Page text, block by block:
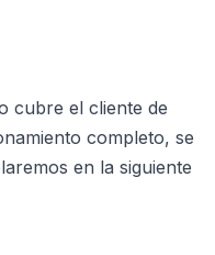
cubre el cliente de
completo, se
en la siguiente